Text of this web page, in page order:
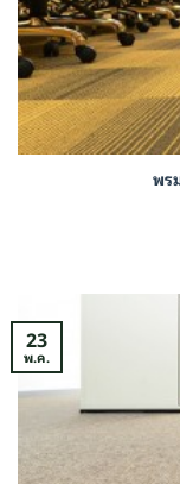
พร
23
พ.ค.